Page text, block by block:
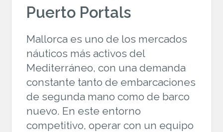
Puerto Portals
Mallorca es uno de los mercados
náuticos más activos del
Mediterráneo, con una demanda
constante tanto de embarcaciones
de segunda mano como de barco
nuevo. En este entorno
competitivo, operar con un equipo